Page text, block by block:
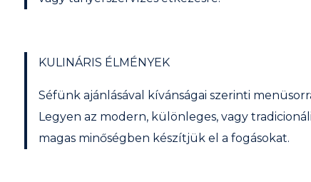
KULINÁRIS ÉLMÉNYEK
Séfünk ajánlásával kívánságai szerinti
Legyen az modern, különleges, vagy
magas minőségben készítjük el a fogásokat.